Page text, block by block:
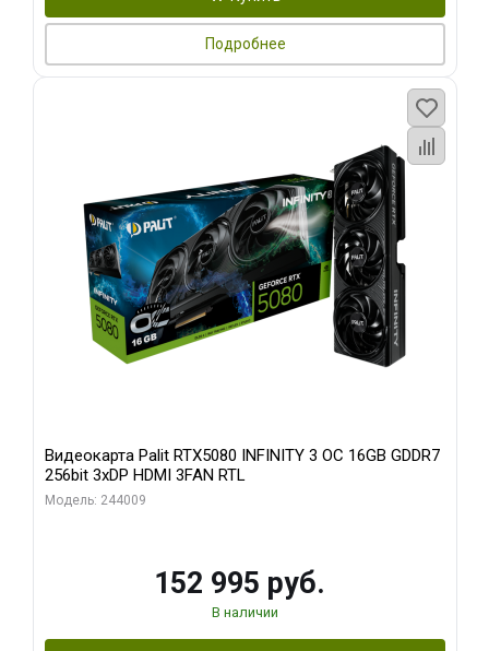
Подробнее
Видеокарта Palit RTX5080 INFINITY 3 OC 16GB GDDR7
256bit 3xDP HDMI 3FAN RTL
Модель: 244009
152 995 руб.
В наличии